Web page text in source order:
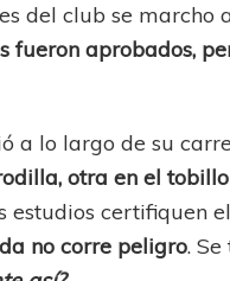
del club se marcho
fueron aprobados,
a lo largo de su
otra en el
estudios certifiquen
no corre peligro.